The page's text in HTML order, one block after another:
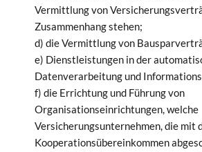
Vermittlung von
Zusammenhang stehen;
d) die Vermittlung von
e) Dienstleistungen in der
Datenverarbeitung und
f) die Errichtung und Führung von
Organisationseinrichtungen, welche
Versicherungsunternehmen, die mit
Kooperationsübereinkommen